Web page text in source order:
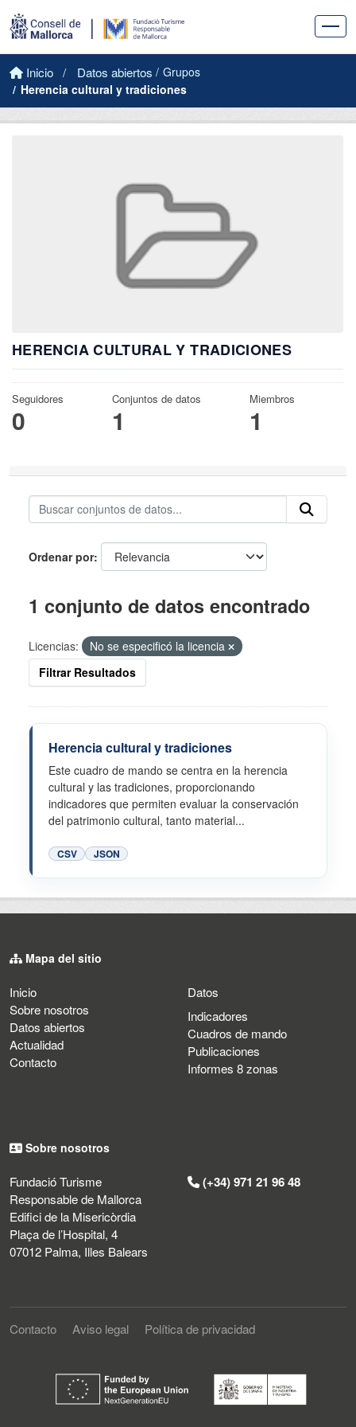
Inicio Datos abiertos
Grupos
Herencia cultural y tradiciones
HERENCIA CULTURAL Y TRADICIONES
Seguidores
0
Conjuntos de datos
1
Miembros
1
Ordenar por
1 conjunto de datos encontrado
Licencias:
No se especificó la licencia
Filtrar Resultados
Herencia cultural y tradiciones
Este cuadro de mando se centra en la herencia
cultural y las tradiciones, proporcionando
indicadores que permiten evaluar la conservación
del patrimonio cultural, tanto material...
CSV JSON
Mapa del sitio
Inicio
Sobre nosotros
Datos abiertos
Actualidad
Contacto
Datos
Indicadores
Cuadros de mando
Publicaciones
Informes 8 zonas
Sobre nosotros
Fundació Turisme
Responsable de Mallorca
Edifici de la Misericòrdia
Plaça de l’Hospital, 4
07012 Palma, Illes Balears
(+34) 971 21 96 48
Contacto Aviso legal Política de privacidad